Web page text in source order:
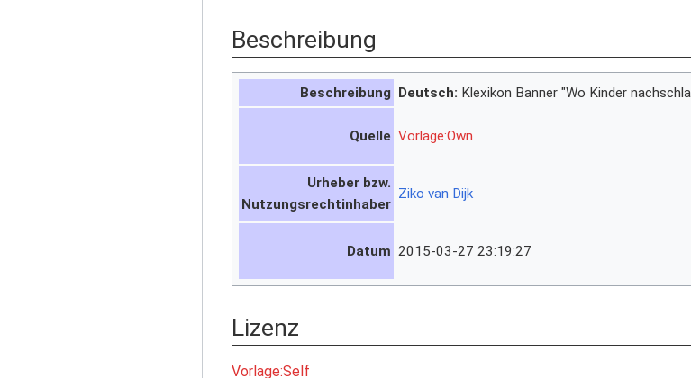
Beschreibung
Beschreibung Deutsch: Klexikon Banner "Wo Kinder
Quelle Vorlage:Own
Urheber bzw.
Nutzungsrechtinhaber
Ziko van Dijk
Datum 2015-03-27 23:19:27
Lizenz
Vorlage:Self